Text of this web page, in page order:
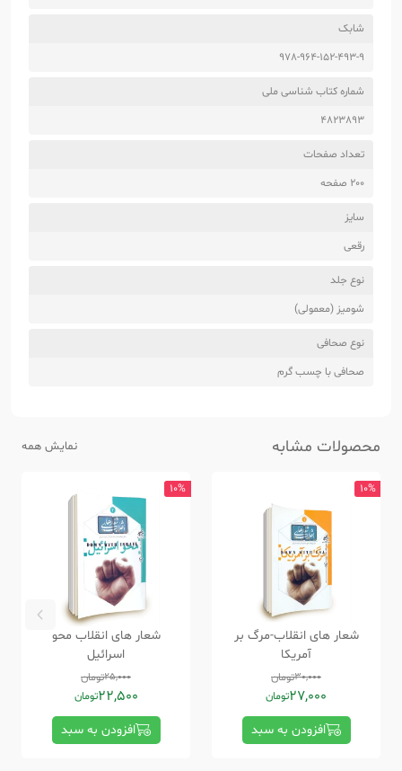
شابک
978-964-152-493-9
شماره کتاب شناسی ملی
4823893
تعداد صفحات
200 صفحه
سایز
رقعی
نوع جلد
شومیز (معمولی)
نوع صحافی
صحافی با چسب گرم
محصولات مشابه نمایش همه
10%
شعار های انقلاب-مرگ بر
آمریکا
30,000تومان
27,000تومان
افزودن به سبد
10%
شعار های انقلاب محو
اسرائیل
25,000تومان
22,500تومان
افزودن به سبد